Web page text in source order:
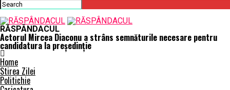
RĂSPÂNDACUL
Actorul Mircea Diaconu a strâns semnăturile necesare pentru
candidatura la preşedinţie
Home
Stirea Zilei
Politichie